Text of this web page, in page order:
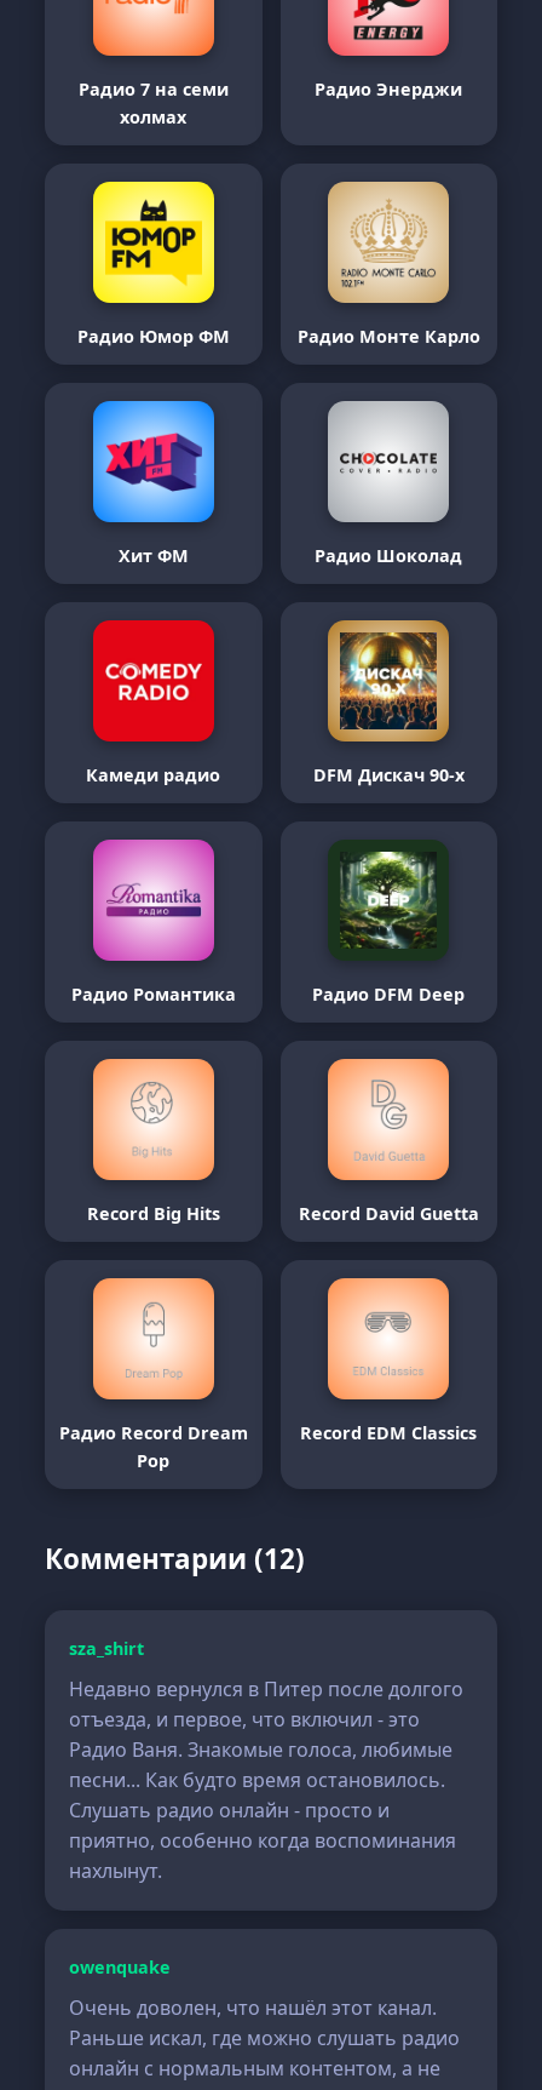
Радио 7 на семи
холмах
Радио Энерджи
Радио Юмор ФМ Радио Монте Карло
Хит ФМ Радио Шоколад
Камеди радио DFM Дискач 90-х
Радио Романтика Радио DFM Deep
Record Big Hits Record David Guetta
Радио Record Dream
Pop
Record EDM Classics
Комментарии (12)
sza_shirt
Недавно вернулся в Питер после долгого
отъезда, и первое, что включил - это
Радио Ваня. Знакомые голоса, любимые
песни... Как будто время остановилось.
Слушать радио онлайн - просто и
приятно, особенно когда воспоминания
нахлынут.
owenquake
Очень доволен, что нашёл этот канал.
Раньше искал, где можно слушать радио
онлайн с нормальным контентом, а не